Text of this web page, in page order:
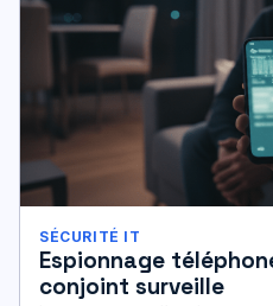
SÉCURITÉ IT
Espionnage
conjoint surveille